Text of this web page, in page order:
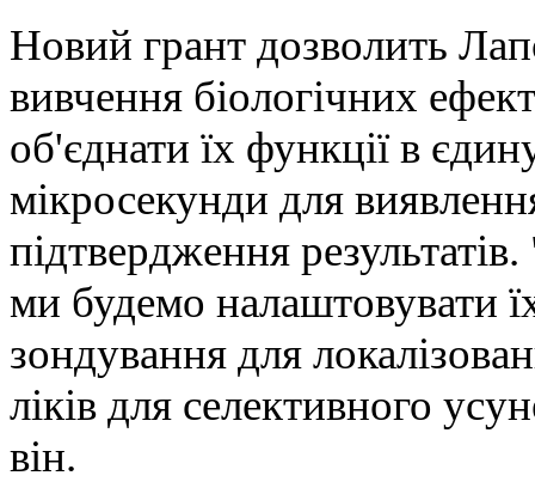
Новий грант дозволить
вивчення біологічних
об'єднати їх функції в
мікросекунди для
підтвердження
ми будемо налаштовувати їх
зондування для
ліків для селективного
він.